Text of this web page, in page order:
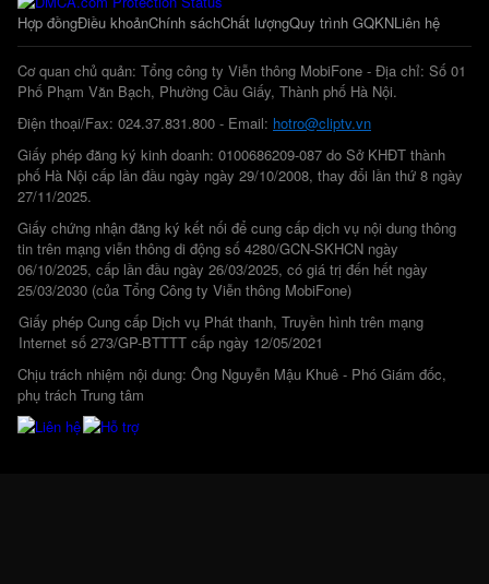
Hợp đồngĐiều khoảnChính sáchChất lượngQuy trình GQKNLiên hệ
Cơ quan chủ quản: Tổng công ty Viễn thông MobiFone - Địa chỉ: Số 01
Phố Phạm Văn Bạch, Phường Cầu Giấy, Thành phố Hà Nội.
Điện thoại/Fax: 024.37.831.800 - Email: hotro@cliptv.vn
Giấy phép đăng ký kinh doanh: 0100686209-087 do Sở KHĐT thành
phố Hà Nội cấp lần đầu ngày ngày 29/10/2008, thay đổi lần thứ 8 ngày
27/11/2025.
Giấy chứng nhận đăng ký kết nối để cung cấp dịch vụ nội dung thông
tin trên mạng viễn thông di động số 4280/GCN-SKHCN ngày
06/10/2025, cấp lần đầu ngày 26/03/2025, có giá trị đến hết ngày
25/03/2030 (của Tổng Công ty Viễn thông MobiFone)
Giấy phép Cung cấp Dịch vụ Phát thanh, Truyền hình trên mạng
Internet số 273/GP-BTTTT cấp ngày 12/05/2021
Chịu trách nhiệm nội dung: Ông Nguyễn Mậu Khuê - Phó Giám đốc,
phụ trách Trung tâm